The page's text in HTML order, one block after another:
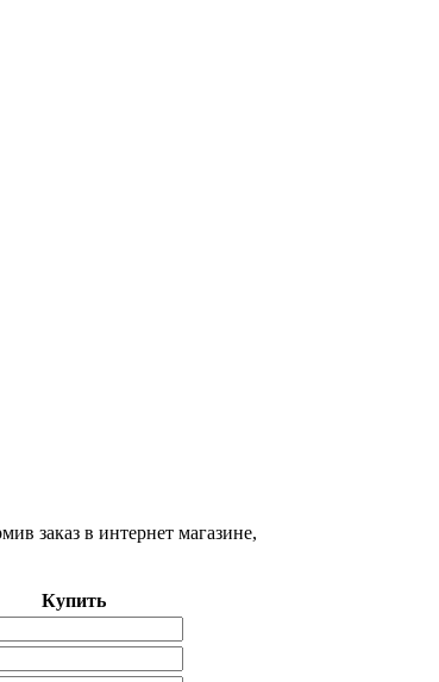
заказ в интернет магазине,
Купить